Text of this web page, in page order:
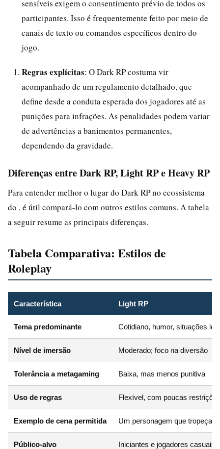
sensíveis exigem o consentimento prévio de todos os
participantes. Isso é frequentemente feito por meio de
canais de texto ou comandos específicos dentro do
jogo.
Regras explícitas: O Dark RP costuma vir
acompanhado de um regulamento detalhado, que
define desde a conduta esperada dos jogadores até as
punições para infrações. As penalidades podem variar
de advertências a banimentos permanentes,
dependendo da gravidade.
Diferenças entre Dark RP, Light RP e Heavy RP
Para entender melhor o lugar do Dark RP no ecossistema
do , é útil compará-lo com outros estilos comuns. A tabela
a seguir resume as principais diferenças.
Tabela Comparativa: Estilos de
Roleplay
Característica Light RP
Tema predominante Cotidiano, humor, situações
Nível de imersão Moderado; foco na diversão
Tolerância a metagaming Baixa, mas menos punitiva
Uso de regras Flexível, com poucas
Exemplo de cena permitida Um personagem que tropeça
Público-alvo Iniciantes e jogadores casuais